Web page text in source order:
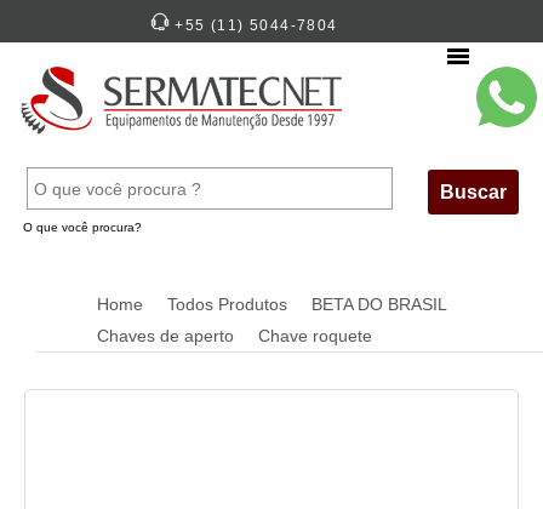
+55 (11) 5044-7804
Menu
O que você procura?
Buscar
Home Todos Produtos
BETA DO BRASIL
Chaves de aperto
Chave roquete